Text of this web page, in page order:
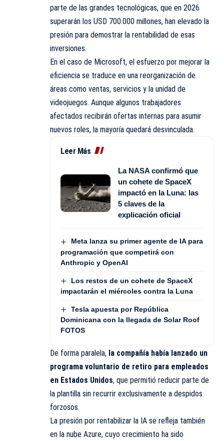
parte de las grandes tecnológicas, que en 2026
superarán los USD 700.000 millones, han elevado la
presión para demostrar la rentabilidad de esas
inversiones.
En el caso de Microsoft, el esfuerzo por mejorar la
eficiencia se traduce en una reorganización de
áreas como ventas, servicios y la unidad de
videojuegos. Aunque algunos trabajadores
afectados recibirán ofertas internas para asumir
nuevos roles, la mayoría quedará desvinculada.
Leer Más
La NASA confirmó que
un cohete de SpaceX
impactó en la Luna: las
5 claves de la
explicación oficial
Meta lanza su primer agente de IA para
programación que competirá con
Anthropic y OpenAI
Los restos de un cohete de SpaceX
impactarán el miércoles contra la Luna
Tesla apuesta por República
Dominicana con la llegada de Solar Roof
FOTOS
De forma paralela, la compañía había lanzado un
programa voluntario de retiro para empleados
en Estados Unidos, que permitió reducir parte de
la plantilla sin recurrir exclusivamente a despidos
forzosos.
La presión por rentabilizar la IA se refleja también
en la nube Azure, cuyo crecimiento ha sido